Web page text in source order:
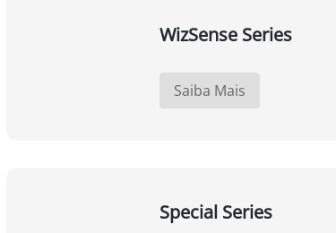
WizSense Series
Saiba Mais
Special Series